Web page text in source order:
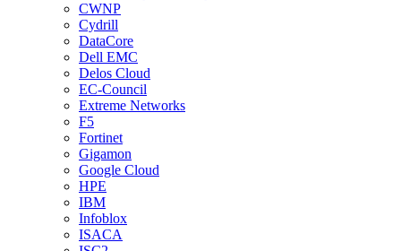
CWNP
Cydrill
DataCore
Dell EMC
Delos Cloud
EC-Council
Extreme Networks
F5
Fortinet
Gigamon
Google Cloud
HPE
IBM
Infoblox
ISACA